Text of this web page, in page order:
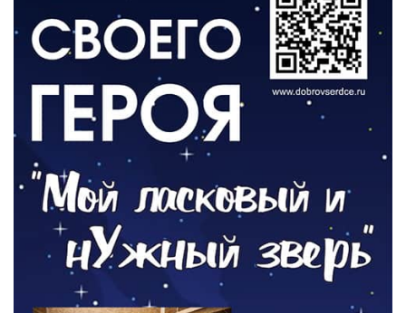
О ЧЕМ ПИСАЛА ГАЗЕТА
По страницам архивных газет
03.08.2026